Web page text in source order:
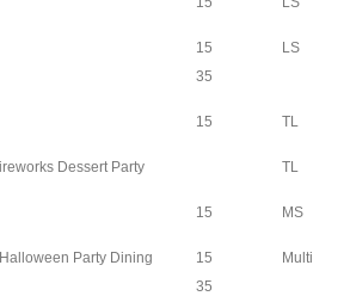
15
35
LS
15 TL
Dessert Party TL
15 MS
Party Dining
15
35
Multi